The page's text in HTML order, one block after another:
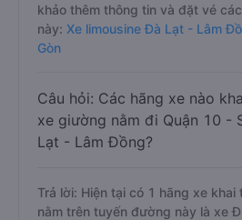
khảo thêm thông tin và đặt vé
này: Xe limousine Đà Lạt - Lâm
Gòn
Câu hỏi: Các hãng xe nào
xe giường nằm đi Quận 10 -
Lạt - Lâm Đồng?
Trả lời: Hiện tại có 1 hãng xe
nằm trên tuyến đường này là xe